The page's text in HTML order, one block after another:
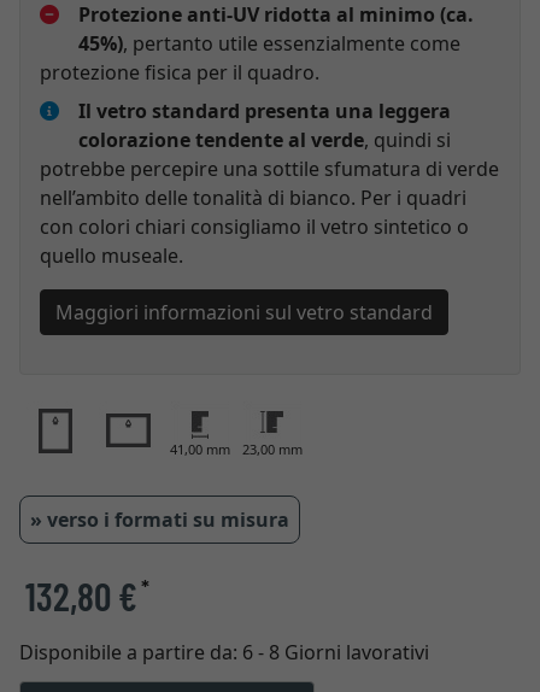
Protezione anti-UV ridotta al minimo (ca.
45%), pertanto utile essenzialmente come
protezione fisica per il quadro.
Il vetro standard presenta una leggera
colorazione tendente al verde, quindi si
potrebbe percepire una sottile sfumatura di verde
nell’ambito delle tonalità di bianco. Per i quadri
con colori chiari consigliamo il vetro sintetico o
quello museale.
Maggiori informazioni sul vetro standard
41,00 mm 23,00 mm
» verso i formati su misura
132,80 €*
Disponibile a partire da: 6 - 8 Giorni lavorativi